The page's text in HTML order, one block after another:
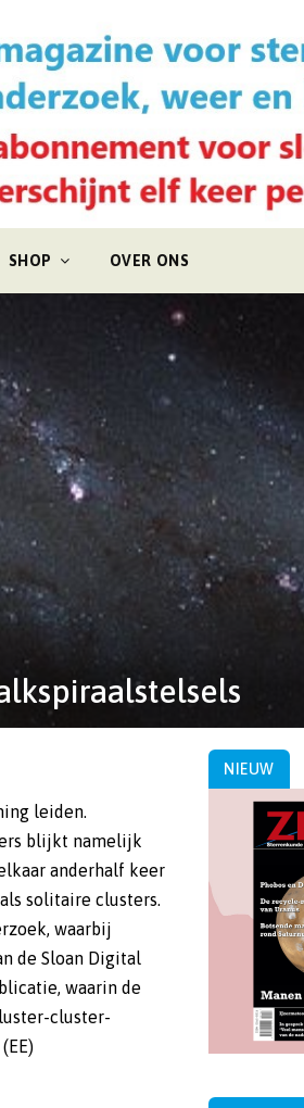
SHOP OVER ONS
leiden.
blijkt namelijk
anderhalf keer
solitaire clusters.
waarbij
de Sloan Digital
waarin de
cluster-
NIEUW